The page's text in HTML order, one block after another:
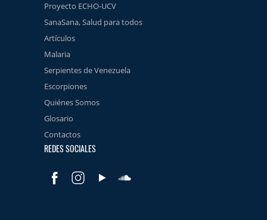
Proyecto ECHO-UCV
SanaSana, Salud para todos
Artículos
Malaria
Serpientes de Venezuela
Escorpiones
Quiénes Somos
Glosario
Contactos
REDES SOCIALES